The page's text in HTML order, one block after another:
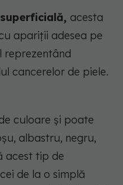
acesta
apariții adesea pe
reprezentând
cancerelor de piele.
culoare și poate
albastru, negru,
acest tip de
de la o simplă